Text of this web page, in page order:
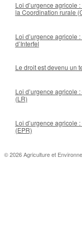
Loi d’urgence agricole
la Coordination rurale
Loi d’urgence agricole
d’Interfel
Le droit est devenu un
Loi d’urgence agricole
(LR)
Loi d’urgence agricole
(EPR)
© 2026 Agriculture et